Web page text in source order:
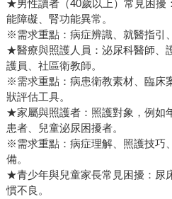
★男性讀者（40歲以上）常見困擾
能障礙、腎功能異常。
※需求重點：病症辨識、就醫指引
★醫療與照護人員：泌尿科醫師、
護員、社區衛教師。
※需求重點：病患衛教素材、臨床
狀評估工具。
★家屬與照護者：照護對象，例如
患者、兒童泌尿困擾者。
※需求重點：病症理解、照護技巧
備。
★青少年與兒童家長常見困擾：尿
慣不良。